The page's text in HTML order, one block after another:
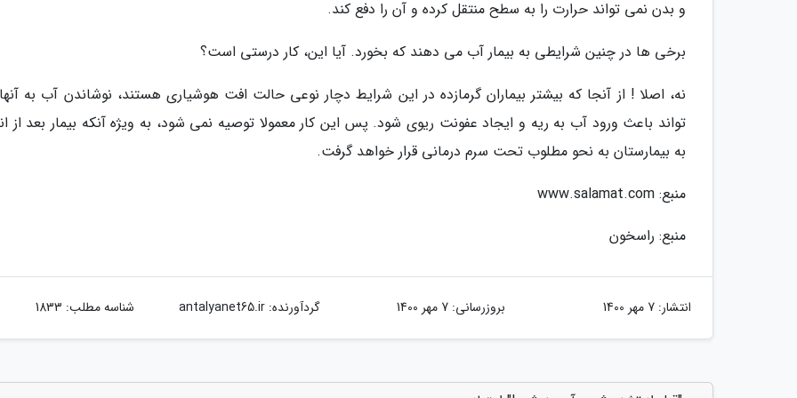
و بدن نمی تواند حرارت را به سطح منتقل کرده و آن را دفع کند.
برخی ها در چنین شرایطی به بیمار آب می دهند که بخورد. آیا این، کار درستی است؟
نه، اصلا ! از آنجا که بیشتر بیماران گرمازده در این شرایط دچار نوعی حالت افت هوشیاری هستند، نوشاندن آب به
تواند باعث ورود آب به ریه و ایجاد عفونت ریوی شود. پس این کار معمولا توصیه نمی شود، به ویژه آنکه بیمار بعد از
به بیمارستان به نحو مطلوب تحت سرم درمانی قرار خواهد گرفت.
منبع: www.salamat.com
منبع: راسخون
انتشار: 7 مهر 1400 بروزرسانی: 7 مهر 1400 گردآورنده:antalyanet65.ir شناسه مطلب: 1833